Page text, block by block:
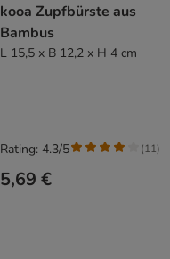
kooa Zupfbürste aus
Bambus
L 15,5 x B 12,2 x H 4 cm
5,69 €
Rating: 4.3/5 (11)